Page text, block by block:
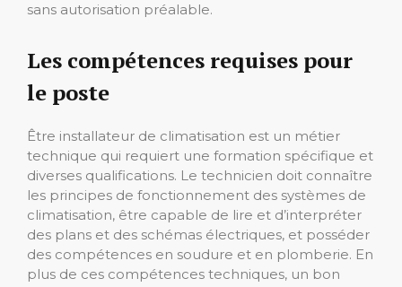
sans autorisation préalable.
Les compétences requises pour
le poste
Être installateur de climatisation est un métier
technique qui requiert une formation spécifique et
diverses qualifications. Le technicien doit connaître
les principes de fonctionnement des systèmes de
climatisation, être capable de lire et d’interpréter
des plans et des schémas électriques, et posséder
des compétences en soudure et en plomberie. En
plus de ces compétences techniques, un bon